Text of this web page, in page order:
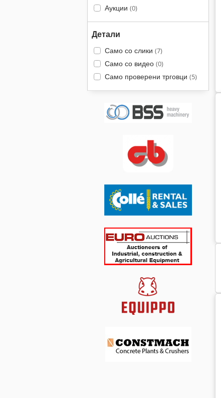
Аукции (0)
Детали
Само со слики (7)
Само со видео (0)
Само проверени трговци (5)